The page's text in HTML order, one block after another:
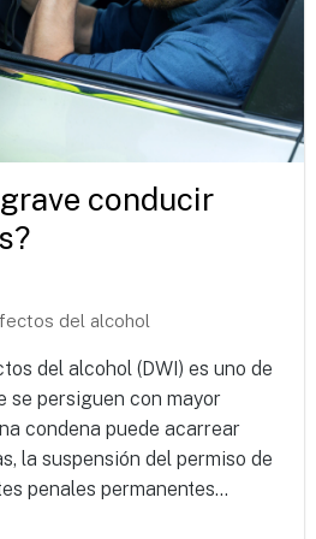
conducir
del alcohol
del alcohol (DWI) es uno de
se persiguen con mayor
condena puede acarrear
la suspensión del permiso de
penales permanentes...